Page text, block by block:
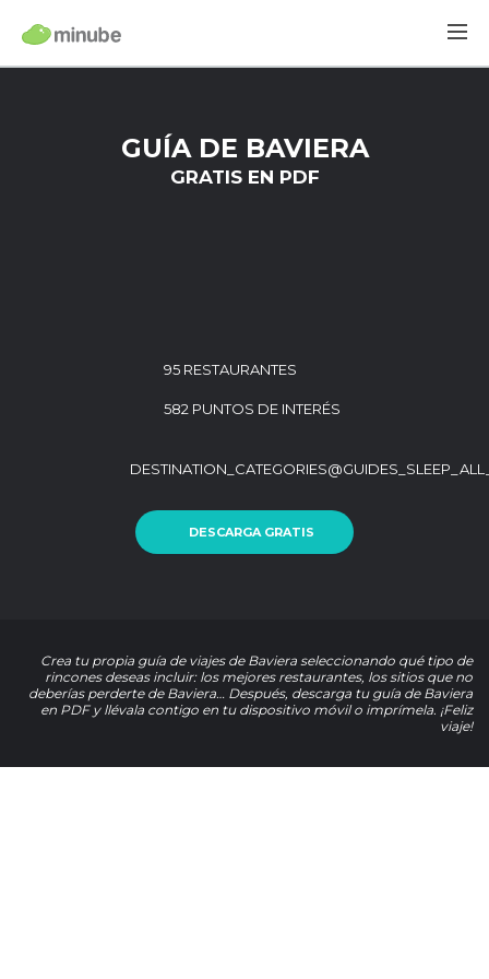
GUÍA DE BAVIERA
GRATIS EN PDF
95 RESTAURANTES
582 PUNTOS DE INTERÉS
DESCARGA GRATIS
Crea tu propia guía de viajes de Baviera seleccionando qué tipo de
rincones deseas incluir: los mejores restaurantes, los sitios que no
deberías perderte de Baviera… Después, descarga tu guía de Baviera
en PDF y llévala contigo en tu dispositivo móvil o imprímela. ¡Feliz
viaje!